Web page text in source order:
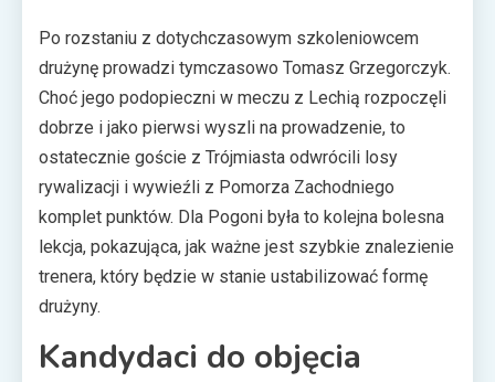
Po rozstaniu z dotychczasowym szkoleniowcem
drużynę prowadzi tymczasowo Tomasz Grzegorczyk.
Choć jego podopieczni w meczu z Lechią rozpoczęli
dobrze i jako pierwsi wyszli na prowadzenie, to
ostatecznie goście z Trójmiasta odwrócili losy
rywalizacji i wywieźli z Pomorza Zachodniego
komplet punktów. Dla Pogoni była to kolejna bolesna
lekcja, pokazująca, jak ważne jest szybkie znalezienie
trenera, który będzie w stanie ustabilizować formę
drużyny.
Kandydaci do objęcia